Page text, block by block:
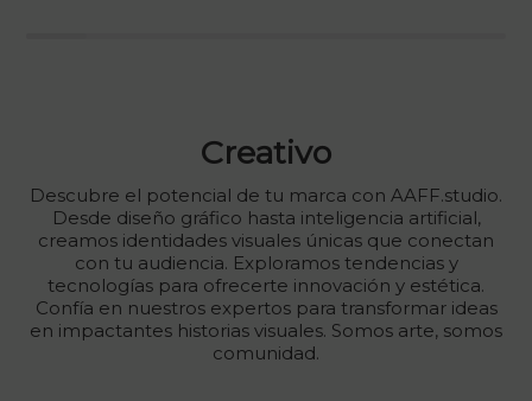
Creativo
Descubre el potencial de tu marca con AAFF.studio.
Desde diseño gráfico hasta inteligencia artificial,
creamos identidades visuales únicas que conectan
con tu audiencia. Exploramos tendencias y
tecnologías para ofrecerte innovación y estética.
Confía en nuestros expertos para transformar ideas
en impactantes historias visuales. Somos arte, somos
comunidad.